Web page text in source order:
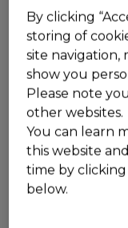
Skúšanie nových
môže narušiť
jete menej
príležitostne
trávenie.
Dehydratácia
Lietadlá majú
môže viesť k
cestovania
By clicking
storing of
site navigation,
show you
Please note
other websites.
You can learn
this website
time by
below.